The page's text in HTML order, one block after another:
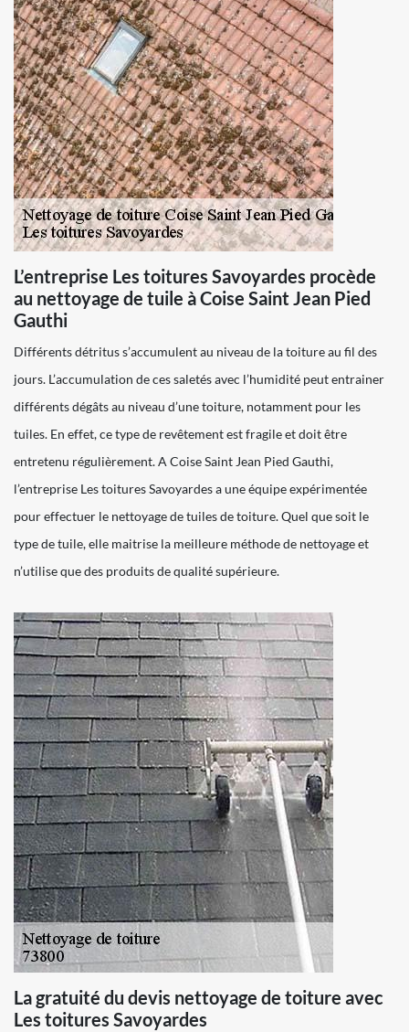
L’entreprise Les toitures Savoyardes procède
au nettoyage de tuile à Coise Saint Jean Pied
Gauthi
Différents détritus s’accumulent au niveau de la toiture au fil des
jours. L’accumulation de ces saletés avec l’humidité peut entrainer
différents dégâts au niveau d’une toiture, notamment pour les
tuiles. En effet, ce type de revêtement est fragile et doit être
entretenu régulièrement. A Coise Saint Jean Pied Gauthi,
l’entreprise Les toitures Savoyardes a une équipe expérimentée
pour effectuer le nettoyage de tuiles de toiture. Quel que soit le
type de tuile, elle maitrise la meilleure méthode de nettoyage et
n’utilise que des produits de qualité supérieure.
La gratuité du devis nettoyage de toiture avec
Les toitures Savoyardes